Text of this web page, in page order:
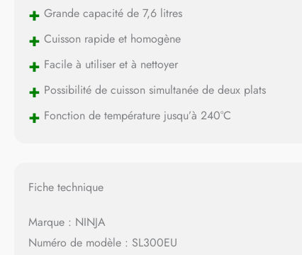
+ Grande capacité de 7,6 litres
+ Cuisson rapide et homogène
+ Facile à utiliser et à nettoyer
+ Possibilité de cuisson simultanée de deux plats
+ Fonction de température jusqu’à 240°C
Fiche technique
Marque : NINJA
Numéro de modèle : SL300EU